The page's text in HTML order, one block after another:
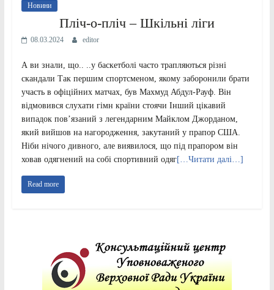
Новини
Пліч-о-пліч – Шкільні ліги
08.03.2024 editor
А ви знали, що.. ..у баскетболі часто трапляються різні
скандали Так першим спортсменом, якому заборонили брати
участь в офіційних матчах, був Махмуд Абдул-Рауф. Він
відмовився слухати гімн країни стоячи Інший цікавий
випадок пов’язаний з легендарним Майклом Джорданом,
який вийшов на нагородження, закутаний у прапор США.
Ніби нічого дивного, але виявилося, що під прапором він
ховав одягнений на собі спортивний одяг[…Читати далі…]
Read more